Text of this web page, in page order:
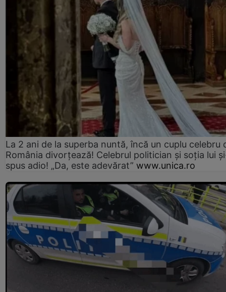
La 2 ani de la superba nuntă, încă un cuplu celebru
România divorțează! Celebrul politician și soția lui
spus adio! „Da, este adevărat” www.unica.ro